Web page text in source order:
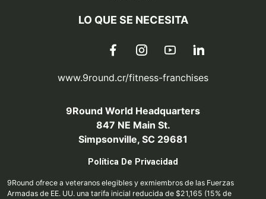
LO QUE SE NECESITA
www.9round.cr/fitness-franchises
9Round ofrece a veteranos elegibles y exmiembros de las Fuerzas
Armadas de EE. UU. una tarifa inicial reducida de $21,165 (15% de
9Round World Headquarters
847 NE Main St.
Simpsonville, SC 29681
Política De Privacidad